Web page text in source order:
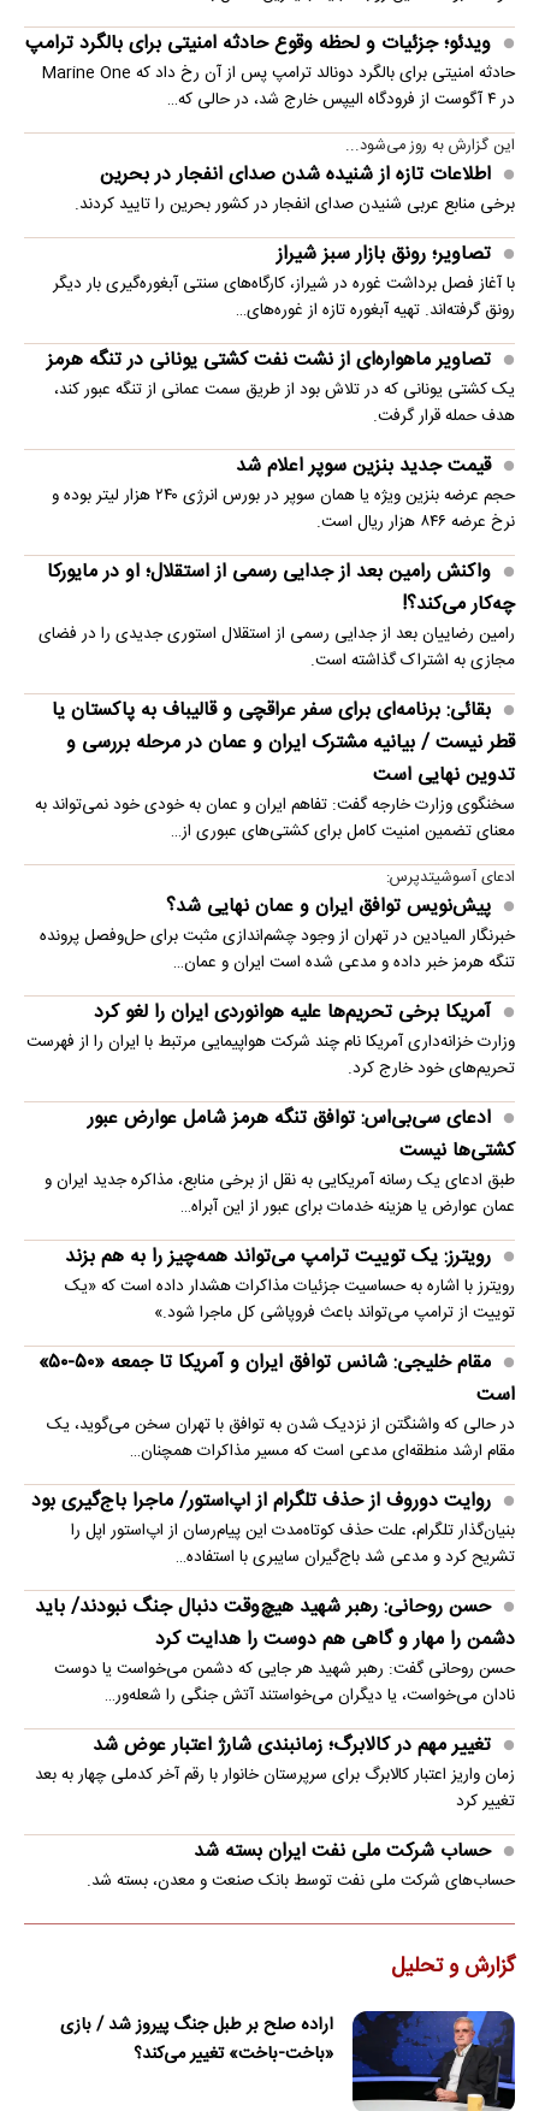
ویدئو؛ جزئیات و لحظه وقوع حادثه امنیتی برای بالگرد ترامپ
حادثه امنیتی برای بالگرد دونالد ترامپ پس از آن رخ داد که Marine One
در ۴ آگوست از فرودگاه الیپس خارج شد، در حالی که…
این گزارش به روز می‌شود...
اطلاعات تازه از شنیده شدن صدای انفجار در بحرین
برخی منابع عربی شنیدن صدای انفجار در کشور بحرین را تایید کردند.
تصاویر؛ رونق بازار سبز شیراز
با آغاز فصل برداشت غوره در شیراز، کارگاه‌های سنتی آبغوره‌گیری بار دیگر
رونق گرفته‌اند. تهیه آبغوره تازه از غوره‌های…
تصاویر ماهواره‌ای از نشت نفت کشتی یونانی در تنگه هرمز
یک کشتی یونانی که در تلاش بود از طریق سمت عمانی از تنگه عبور کند،
هدف حمله قرار گرفت.
قیمت جدید بنزین سوپر اعلام شد
حجم عرضه بنزین ویژه یا همان سوپر در بورس انرژی ۲۴۰ هزار لیتر بوده و
نرخ عرضه ۸۴۶ هزار ریال است.
واکنش رامین بعد از جدایی رسمی از استقلال؛ او در مایورکا
چه‌کار می‌کند؟!
رامین رضاییان بعد از جدایی رسمی از استقلال استوری جدیدی را در فضای
مجازی به اشتراک گذاشته است.
بقائی: برنامه‌ای برای سفر عراقچی و قالیباف به پاکستان یا
قطر نیست / بیانیه مشترک ایران و عمان در مرحله بررسی و
تدوین نهایی است
سخنگوی وزارت خارجه گفت: تفاهم ایران و عمان به خودی خود نمی‌تواند به
معنای تضمین امنیت کامل برای کشتی‌های عبوری از…
ادعای آسوشیتدپرس:
پیش‌نویس توافق ایران و عمان نهایی شد؟
خبرنگار المیادین در تهران از وجود چشم‌اندازی مثبت برای حل‌وفصل پرونده
تنگه هرمز خبر داده و مدعی شده است ایران و عمان…
آمریکا برخی تحریم‌ها علیه هوانوردی ایران را لغو کرد
وزارت خزانه‌داری آمریکا نام چند شرکت هواپیمایی مرتبط با ایران را از فهرست
تحریم‌های خود خارج کرد.
ادعای سی‌بی‌اس: توافق تنگه هرمز شامل عوارض عبور
کشتی‌ها نیست
طبق ادعای یک رسانه آمریکایی به نقل از برخی منابع، مذاکره جدید ایران و
عمان عوارض یا هزینه خدمات برای عبور از این آبراه…
رویترز: یک توییت ترامپ می‌تواند همه‌چیز را به هم بزند
رویترز با اشاره به حساسیت جزئیات مذاکرات هشدار داده است که «یک
توییت از ترامپ می‌تواند باعث فروپاشی کل ماجرا شود.»
مقام خلیجی: شانس توافق ایران و آمریکا تا جمعه «۵۰-۵۰»
است
در حالی که واشنگتن از نزدیک شدن به توافق با تهران سخن می‌گوید، یک
مقام ارشد منطقه‌ای مدعی است که مسیر مذاکرات همچنان…
روایت دوروف از حذف تلگرام از اپ‌استور/ ماجرا باج‌گیری بود
بنیان‌گذار تلگرام، علت حذف کوتاه‌مدت این پیام‌رسان از اپ‌استور اپل را
تشریح کرد و مدعی شد باج‌گیران سایبری با استفاده…
حسن روحانی: رهبر شهید هیچ‌وقت دنبال جنگ نبودند/ باید
دشمن را مهار و گاهی هم دوست را هدایت کرد
حسن روحانی گفت: رهبر شهید هر جایی که دشمن می‌خواست یا دوست
نادان می‌خواست، یا دیگران می‌خواستند آتش جنگی را شعله‌ور…
تغییر مهم در کالابرگ؛ زمانبندی‌ شارژ اعتبار عوض شد
زمان واریز اعتبار کالابرگ برای سرپرستان خانوار با رقم آخر کدملی چهار به بعد
تغییر کرد
حساب‌ شرکت ملی نفت ایران بسته شد
حساب‌های شرکت ملی نفت توسط بانک صنعت و معدن، بسته شد.
گزارش و تحلیل
اراده صلح بر طبل جنگ پیروز شد / بازی
«باخت-باخت» تغییر می‌کند؟